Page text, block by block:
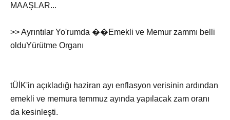
MAAŞLAR...
>> Ayrıntılar Yo'rumda ��Emekli ve Memur zammı belli
olduYürütme Organı
tÜİK'in açıkladığı haziran ayı enflasyon verisinin ardından
emekli ve memura temmuz ayında yapılacak zam oranı
da kesinleşti.